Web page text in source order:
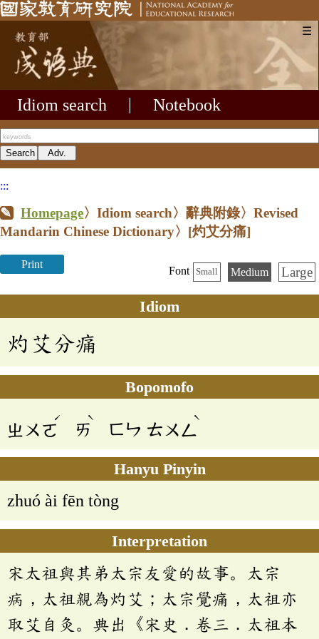
☰
Idiom search Notebook
:::
Homepage〉Idiom search〉辭典附錄〉Revised
Mandarin Chinese Dictionary〉 [灼艾分痛]
Print
Font Small Medium Large
Idiom
灼艾分痛
Bopomofo
ㄓㄨㄛ
ˊ
ㄞ
ˋ
ㄈㄣ ㄊㄨㄥ
ˋ
Hanyu Pinyin
zhuó ài fēn tòng
Interpretation
宋太祖與其弟太宗友愛的故事。太宗
病，太祖親為灼艾；太宗覺痛，太祖亦
取艾自灸。典出《宋史．卷三．太祖本